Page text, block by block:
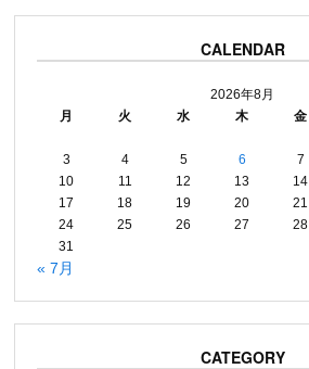
CALENDAR
2026年8月
月
火 水 木 金
3
4 5 6 7
10
11 12 13 14
17
18 19 20 21
24
25 26 27 28
31
« 7月
CATEGORY